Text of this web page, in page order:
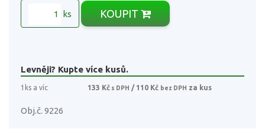
ks KOUPIT
Levněji? Kupte více kusů.
1ks a víc 133 Kč s DPH / 110 Kč bez DPH za kus
Obj.č. 9226